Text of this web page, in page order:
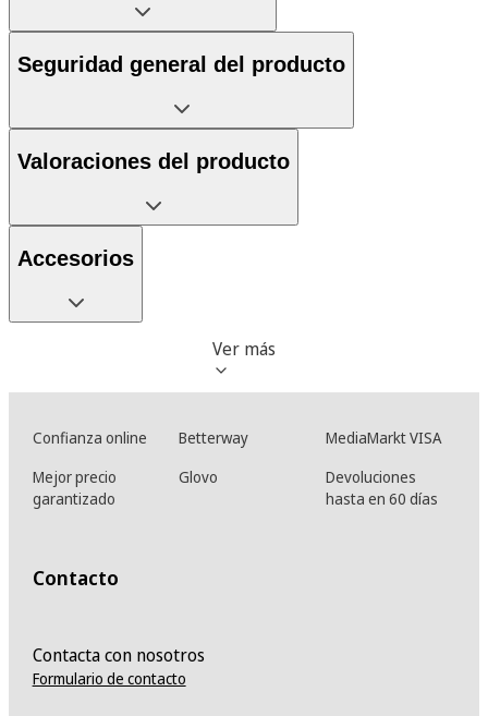
Seguridad general del producto
Valoraciones del producto
Accesorios
Ver más
Confianza online Betterway
MediaMarkt VISA
Mejor precio
garantizado
Glovo
Devoluciones
hasta en 60 días
Contacto
Contacta con nosotros
Formulario de contacto